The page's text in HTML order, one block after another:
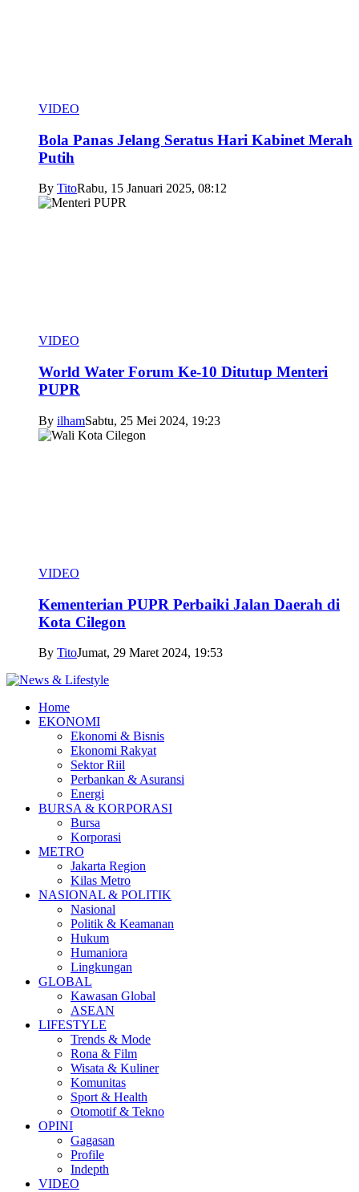
VIDEO
Bola Panas Jelang Seratus Hari Kabinet Merah
Putih
By TitoRabu, 15 Januari 2025, 08:12
VIDEO
World Water Forum Ke-10 Ditutup Menteri
PUPR
By ilhamSabtu, 25 Mei 2024, 19:23
VIDEO
Kementerian PUPR Perbaiki Jalan Daerah di
Kota Cilegon
By TitoJumat, 29 Maret 2024, 19:53
Home
EKONOMI
Ekonomi & Bisnis
Ekonomi Rakyat
Sektor Riil
Perbankan & Asuransi
Energi
BURSA & KORPORASI
Bursa
Korporasi
METRO
Jakarta Region
Kilas Metro
NASIONAL & POLITIK
Nasional
Politik & Keamanan
Hukum
Humaniora
Lingkungan
GLOBAL
Kawasan Global
ASEAN
LIFESTYLE
Trends & Mode
Rona & Film
Wisata & Kuliner
Komunitas
Sport & Health
Otomotif & Tekno
OPINI
Gagasan
Profile
Indepth
VIDEO